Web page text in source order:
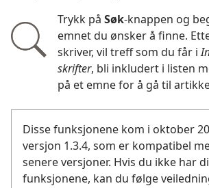
Trykk på Søk-knappen og
emnet du ønsker å finne.
skriver, vil treff som du får i
skrifter, bli inkludert i listen
på et emne for å gå til
Disse funksjonene kom i oktober
versjon 1.3.4, som er kompatibel
senere versjoner. Hvis du ikke har
funksjonene, kan du følge